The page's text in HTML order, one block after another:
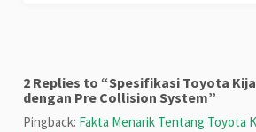
2 Replies to “Spesifikasi Toyota
dengan Pre Collision System”
Pingback: Fakta Menarik Tentang Toyota